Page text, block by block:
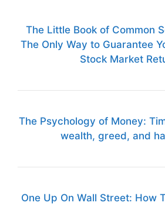
The Little Book of Common
The Only Way to Guarantee
Stock Market
The Psychology of Money:
wealth, greed, and
One Up On Wall Street: How